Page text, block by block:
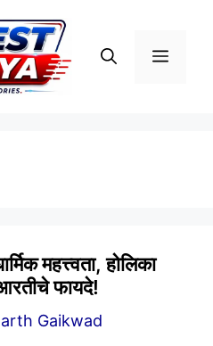
Menu
महत्त्वता, होलिका
फायदे!
Gaikwad